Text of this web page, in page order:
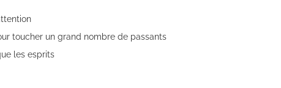
toucher un grand nombre de passants
les esprits